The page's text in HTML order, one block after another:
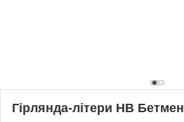
Гірлянда-літери НВ Бетмен